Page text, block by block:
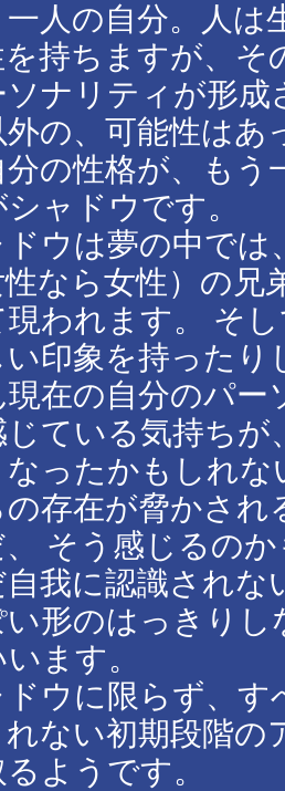
人の自分。人は
持ちますが、そ
ソナリティが形成
外の、可能性は
分の性格が、もう
ャドウです。
ウは夢の中では
なら女性）の兄
現われます。 そ
印象を持った
現在の自分のパー
じている気持ち
なったかもしれ
の存在が脅かさ
そう感じるの
我に認識されな
形のはっきり
ます。
ウに限らず、す
ない初期段階の
ようです。